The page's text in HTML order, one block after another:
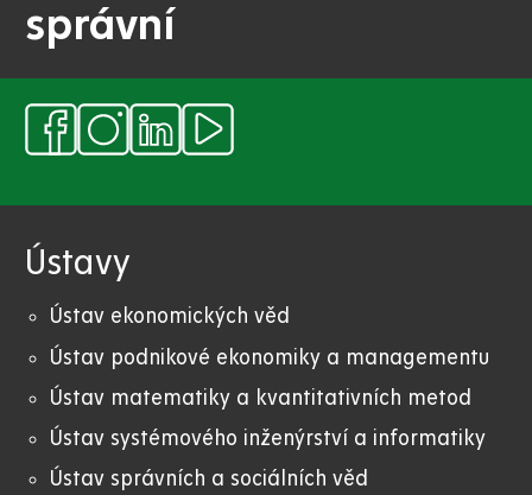
správní
Ústavy
Ústav ekonomických věd
Ústav podnikové ekonomiky a managementu
Ústav matematiky a kvantitativních metod
Ústav systémového inženýrství a informatiky
Ústav správních a sociálních věd